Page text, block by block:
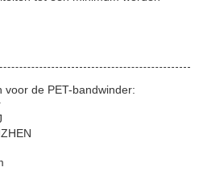
voor de PET-bandwinder: